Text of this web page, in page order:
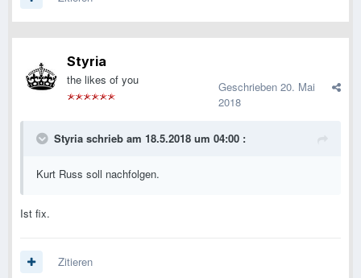
Styria
the likes of you Geschrieben 20. Mai
2018
Styria schrieb am 18.5.2018 um 04:00 :
Kurt Russ soll nachfolgen.
Ist fix.
Zitieren